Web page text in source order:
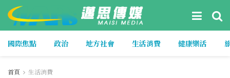
國際焦點 政治 地方社會 生活消費 健康樂活
首頁 生活消費